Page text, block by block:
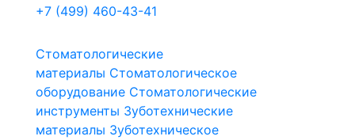
+7 (499) 460-43-41
Стоматологические
материалы Стоматологическое
оборудование Стоматологические
инструменты Зуботехнические
материалы Зуботехническое